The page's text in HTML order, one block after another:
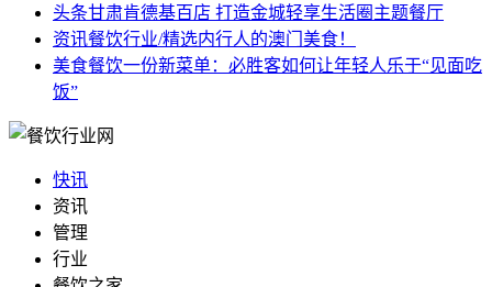
头条甘肃肯德基百店 打造金城轻享生活圈主题餐厅
资讯餐饮行业/精选内行人的澳门美食！
美食餐饮一份新菜单：必胜客如何让年轻人乐于“见面吃
饭”
快讯
资讯
管理
行业